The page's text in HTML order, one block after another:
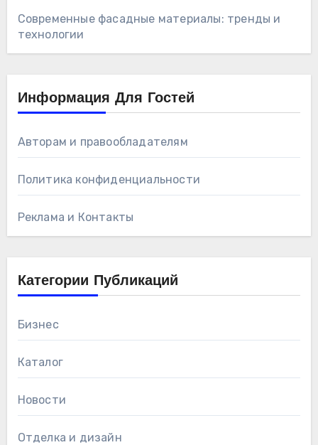
Современные фасадные материалы: тренды и
технологии
Информация Для Гостей
Авторам и правообладателям
Политика конфиденциальности
Реклама и Контакты
Категории Публикаций
Бизнес
Каталог
Новости
Отделка и дизайн